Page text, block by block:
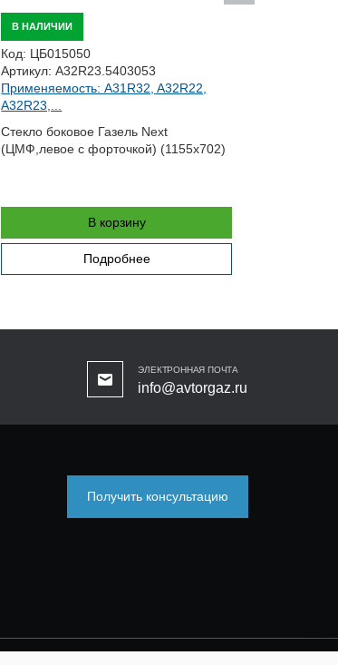
В НАЛИЧИИ
Код: ЦБ015050
Артикул: A32R23.5403053
Применяемость: A31R32, A32R22,
A32R23,...
Стекло боковое Газель Next
(ЦМФ,левое с форточкой) (1155х702)
В корзину
Подробнее
ЭЛЕКТРОННАЯ ПОЧТА
info@avtorgaz.ru
Получить консультацию